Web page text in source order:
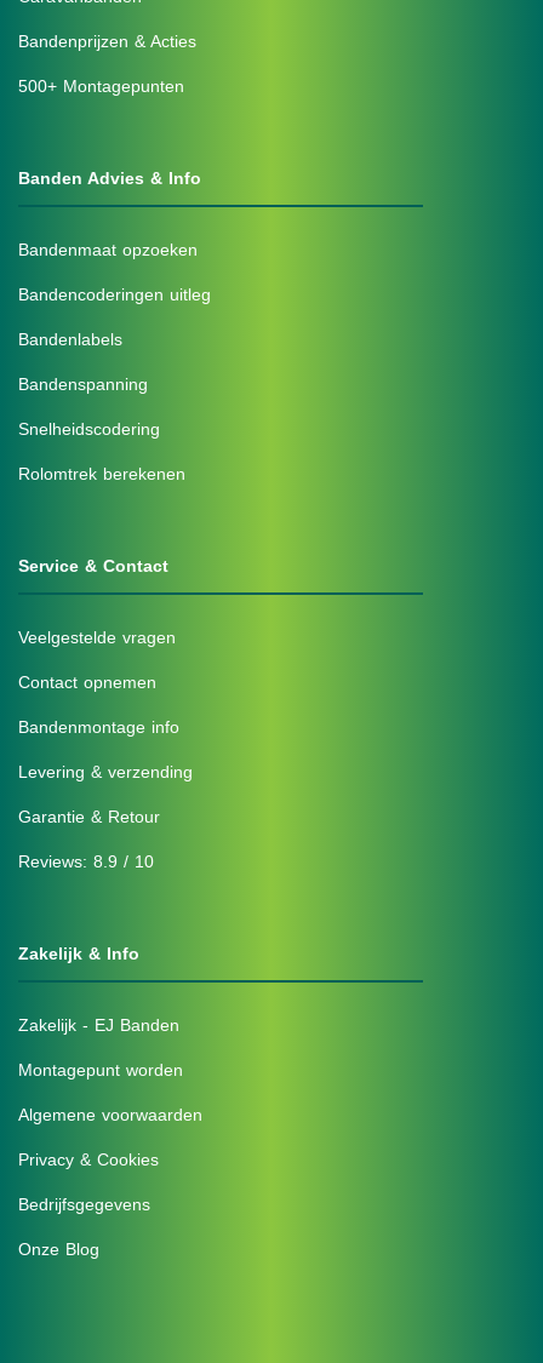
Bandenprijzen & Acties
500+ Montagepunten
Banden Advies & Info
Bandenmaat opzoeken
Bandencoderingen uitleg
Bandenlabels
Bandenspanning
Snelheidscodering
Rolomtrek berekenen
Service & Contact
Veelgestelde vragen
Contact opnemen
Bandenmontage info
Levering & verzending
Garantie & Retour
Reviews: 8.9 / 10
Zakelijk & Info
Zakelijk - EJ Banden
Montagepunt worden
Algemene voorwaarden
Privacy & Cookies
Bedrijfsgegevens
Onze Blog